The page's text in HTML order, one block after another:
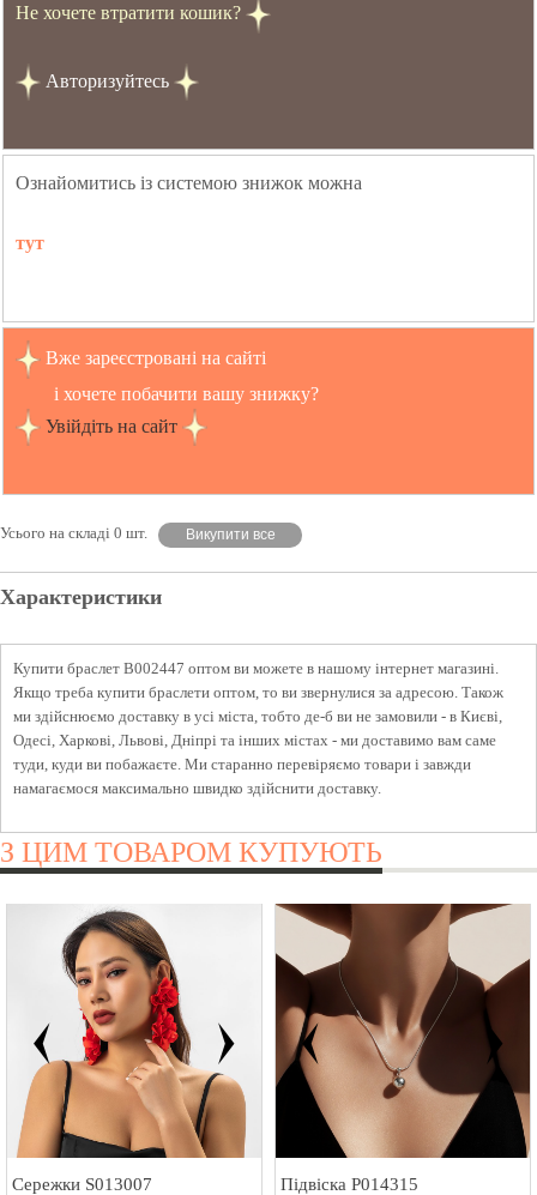
Не хочете втратити кошик?
Авторизуйтесь
Ознайомитись із системою знижок можна
тут
Вже зареєстровані на сайті
і хочете побачити вашу знижку?
Увійдіть на сайт
Усього на складі 0 шт. Викупити все
Характеристики
Купити браслет B002447 оптом ви можете в нашому інтернет магазині.
Якщо треба купити браслети оптом, то ви звернулися за адресою. Також
ми здійснюємо доставку в усі міста, тобто де-б ви не замовили - в Києві,
Одесі, Харкові, Львові, Дніпрі та інших містах - ми доставимо вам саме
туди, куди ви побажаєте. Ми старанно перевіряємо товари і завжди
намагаємося максимально швидко здійснити доставку.
З ЦИМ ТОВАРОМ КУПУЮТЬ
Сережки S013007 Підвіска P014315